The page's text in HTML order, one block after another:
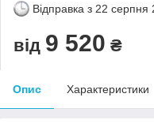
Відправка з 22 серпня
від 9 520 ₴
Опис Характеристики